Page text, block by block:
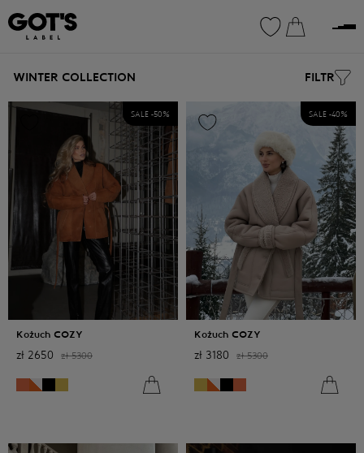
WINTER COLLECTION FILTR
Kożuch COZY
zł 2650 zł 5300
SALE -50 %
Kożuch COZY
zł 3180 zł 5300
SALE -40 %